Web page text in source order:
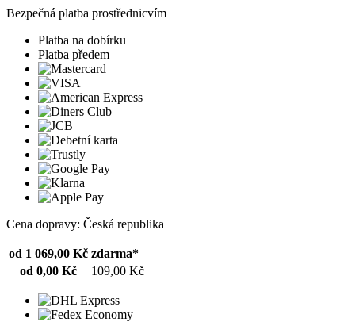
Bezpečná platba prostřednicvím
Platba na dobírku
Platba předem
Cena dopravy: Česká republika
od 1 069,00 Kč zdarma*
od 0,00 Kč
109,00 Kč